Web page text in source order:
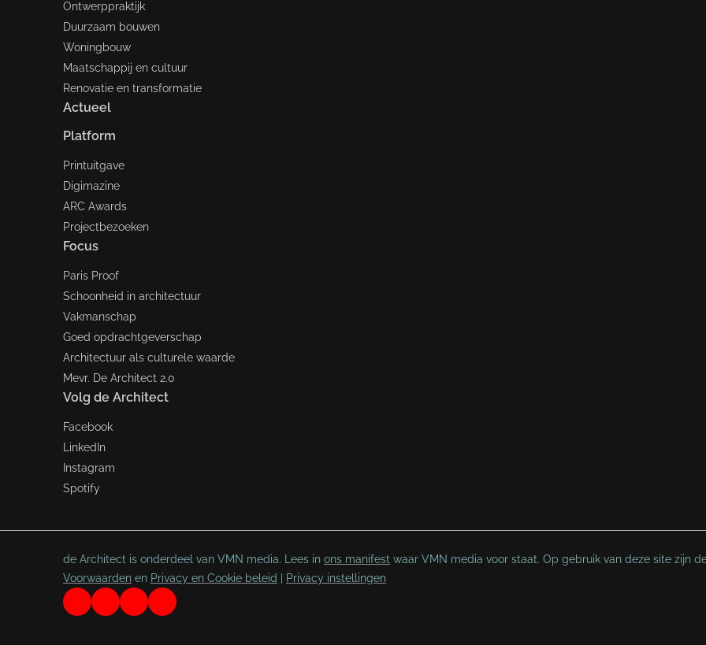
Ontwerppraktijk
Duurzaam bouwen
Woningbouw
Maatschappij en cultuur
Renovatie en transformatie
Actueel
Platform
Printuitgave
Digimazine
ARC Awards
Projectbezoeken
Focus
Paris Proof
Schoonheid in architectuur
Vakmanschap
Goed opdrachtgeverschap
Architectuur als culturele waarde
Mevr. De Architect 2.0
Volg de Architect
Facebook
LinkedIn
Instagram
Spotify
de Architect is onderdeel van VMN media. Lees in ons manifest waar VMN media voor staat. Op gebruik van deze site zijn
Voorwaarden en Privacy en Cookie beleid Privacy instellingen